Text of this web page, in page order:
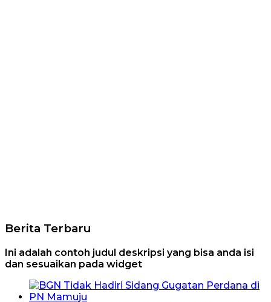
Berita Terbaru
Ini adalah contoh judul deskripsi yang bisa anda isi
dan sesuaikan pada widget